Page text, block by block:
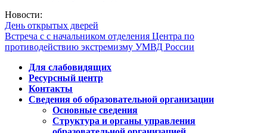
Новости:
День открытых дверей
Встреча с с начальником отделения Центра по
противодействию экстремизму УМВД России
Для слабовидящих
Ресурсный центр
Контакты
Сведения об образовательной организации
Основные сведения
Структура и органы управления